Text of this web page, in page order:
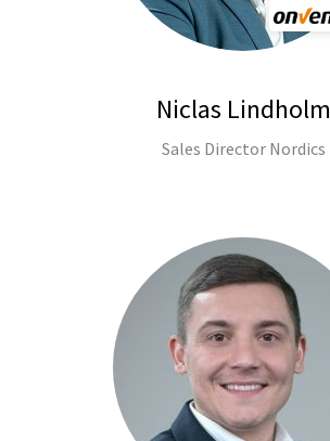
Niclas Lindholm
Sales Director Nordics